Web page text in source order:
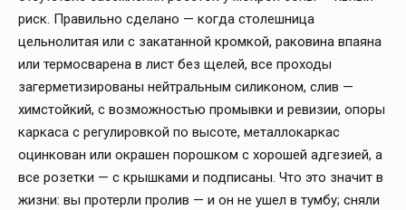
риск. Правильно сделано — когда столешница
цельнолитая или с закатанной кромкой, раковина впаяна
или термосварена в лист без щелей, все проходы
загерметизированы нейтральным силиконом, слив —
химстойкий, с возможностью промывки и ревизии, опоры
каркаса с регулировкой по высоте, металлокаркас
оцинкован или окрашен порошком с хорошей адгезией, а
все розетки — с крышками и подписаны. Что это значит в
жизни: вы протерли пролив — и он не ушел в тумбу; сняли